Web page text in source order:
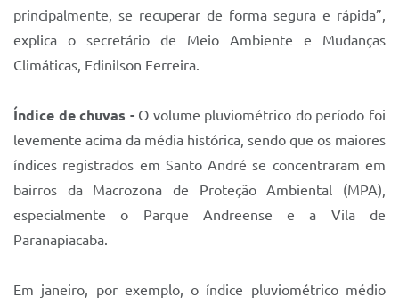
principalmente, se recuperar de forma segura e rápida”,
explica o secretário de Meio Ambiente e Mudanças
Climáticas, Edinilson Ferreira.
Índice de chuvas -O volume pluviométrico do período foi
levemente acima da média histórica, sendo que os maiores
índices registrados em Santo André se concentraram em
bairros da Macrozona de Proteção Ambiental (MPA),
especialmente o Parque Andreense e a Vila de
Paranapiacaba.
Em janeiro, por exemplo, o índice pluviométrico médio